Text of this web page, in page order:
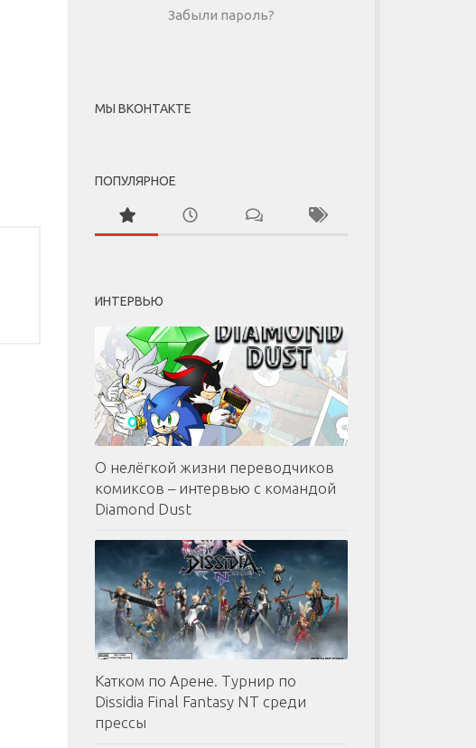
Забыли пароль?
МЫ ВКОНТАКТЕ
ПОПУЛЯРНОЕ
ИНТЕРВЬЮ
О нелёгкой жизни переводчиков
комиксов – интервью с командой
Diamond Dust
Катком по Арене. Турнир по
Dissidia Final Fantasy NT среди
прессы